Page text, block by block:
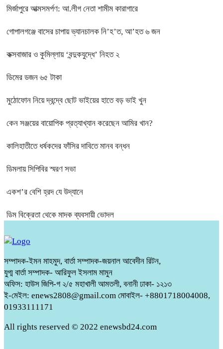
মির্জাপুরে আত্মসমর্পণ: আ.লীগ নেতা শামীম কারাগারে
গোপালগঞ্জে বাসের চাপায় ভ্যানচালক নি’হ’ত, আ’হত ৬ জন
কক্সবাজার ও কুমিল্লায় ‘বন্দুকযুদ্ধে’ নিহত ২
ডিমের ডজন ৬৫ টাকা
মুঠোফোন নিয়ে দ্বন্দ্বে ছোট ভাইয়ের হাতে বড় ভাই খুন
কেন সঞ্জয়ের বায়োপিক প্রত্যাখ্যান করেছেন আমির খান?
কালিহাতীতে ধর্ষকদের ফাঁসির দাবিতে মানব বন্ধন
ডিমলায় সিপিবির স্মরণ সভা
একশ’র বেশি হ্রদ যে উদ্যানে
ডিম বিক্রেতা থেকে মাদক ব্যবসায়ী ভোদল
সম্পাদক-ইমন মাহমুদ, বার্তা সম্পাদক-জয়নাল আবেদীন রিটন,
যুগ্ম বার্তা সম্পাদক- আরিফুল ইসলাম মামুন
অফিস: হাউস জিপি-গ ২/৫ মহাখালী আমতলী, বনানী ঢাকা- ১২১৩
ই-মেইল: enews2808@gmail.com মোবাইল- +8801718004008,
01933111171
All rights reserved © 2022 enewsbd24.com